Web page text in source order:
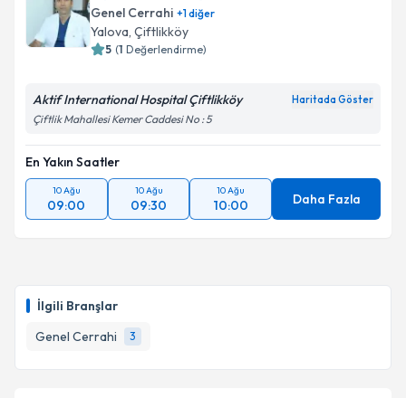
İlgili Branşlar
Genel Cerrahi
3
oluşturun. Size bu uzmandan randevu almanız için bir
takvim hazırlandığında e-posta ile bilgilendireceğiz.
Metni
kapsamda işlenmesini kabul ediyorum.
Genel Cerrahi +1diğer
Yalova, Çiftlikköy
5 (1 Değerlendirme)
Aktif International Hospital Çiftlikköy Haritada Göster
Çiftlik Mahallesi Kemer Caddesi No : 5
En Yakın Saatler
10 Ağu
09:00
10 Ağu
09:30
10 Ağu
10:00 Daha Fazla